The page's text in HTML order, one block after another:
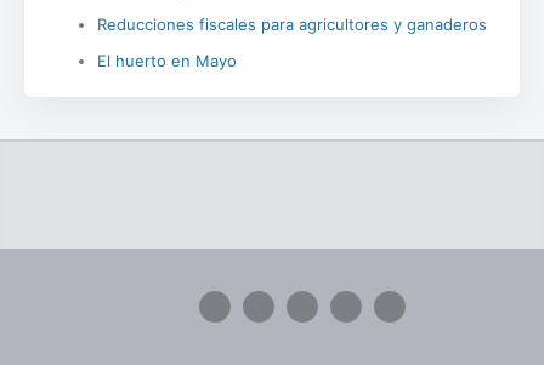
Reducciones fiscales para agricultores y ganaderos
El huerto en Mayo